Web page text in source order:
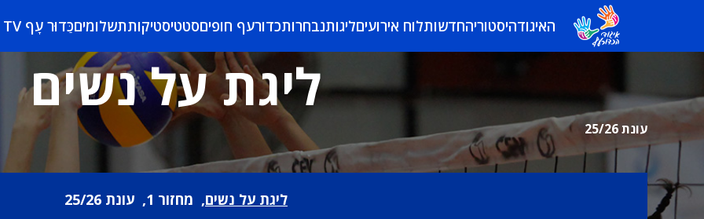
האיגודהיסטוריהחדשותלוח אירועיםליגותנבחרותכדורעף חופיםסטטיסטיקותתשלומיםכַּדוּר עָף TV
ליגת על נשים
עונת 25/26
ליגת על נשים, מחזור 1, עונת 25/26